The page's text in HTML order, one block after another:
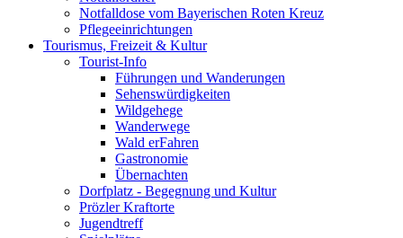
Notfalldose vom Bayerischen Roten Kreuz
Pflegeeinrichtungen
Tourismus, Freizeit & Kultur
Tourist-Info
Führungen und Wanderungen
Sehenswürdigkeiten
Wildgehege
Wanderwege
Wald erFahren
Gastronomie
Übernachten
Dorfplatz - Begegnung und Kultur
Prözler Kraftorte
Jugendtreff